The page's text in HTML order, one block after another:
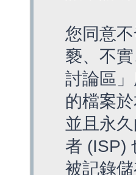
您同意
褻、不
討論區
的檔案
並且永
者 (ISP)
被記錄